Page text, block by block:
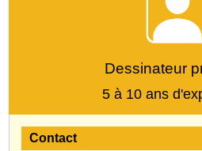
Dessinateur
5 à 10 ans
Contact